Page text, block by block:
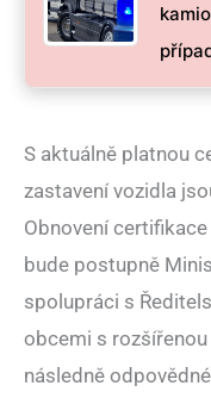
S aktuálně platnou
zastavení vozidla
Obnovení
bude postupně
spolupráci s
obcemi s
následně